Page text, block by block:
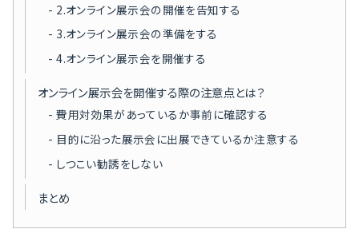
2.オンライン展示会の開催を告知する
3.オンライン展示会の準備をする
4.オンライン展示会を開催する
オンライン展示会を開催する際の注意点とは？
費用対効果があっているか事前に確認する
目的に沿った展示会に出展できているか注意する
しつこい勧誘をしない
まとめ